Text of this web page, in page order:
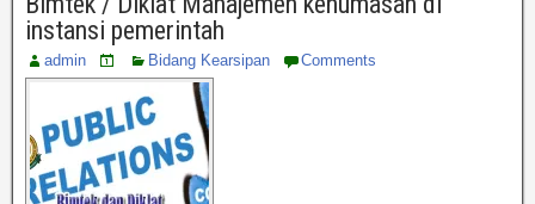
instansi pemerintah
admin Bidang Kearsipan Comments